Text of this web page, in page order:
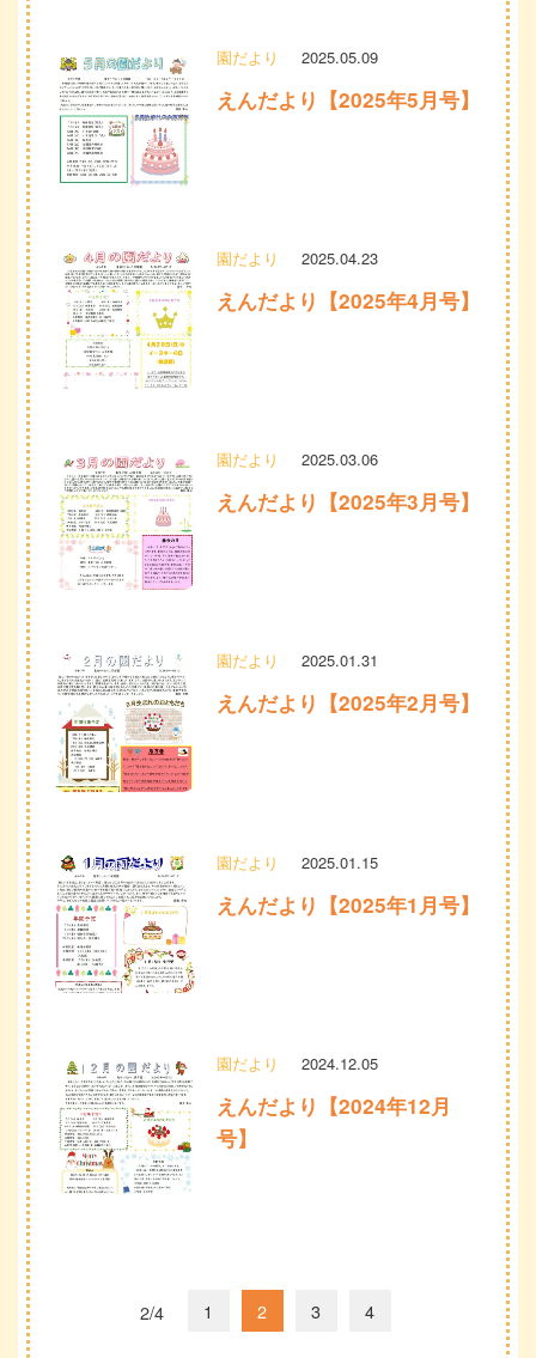
園だより 2025.05.09
えんだより【2025年5月号】
園だより 2025.04.23
えんだより【2025年4月号】
園だより 2025.03.06
えんだより【2025年3月号】
園だより 2025.01.31
えんだより【2025年2月号】
園だより 2025.01.15
えんだより【2025年1月号】
園だより 2024.12.05
えんだより【2024年12月
号】
2/4 1 2 3 4